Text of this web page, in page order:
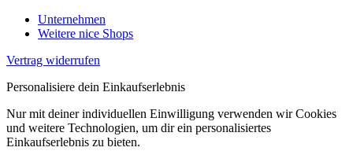
Unternehmen
Weitere nice Shops
Vertrag widerrufen
Personalisiere dein Einkaufserlebnis
Nur mit deiner individuellen Einwilligung verwenden wir Cookies
und weitere Technologien, um dir ein personalisiertes
Einkaufserlebnis zu bieten.